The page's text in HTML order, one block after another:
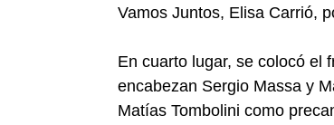
Vamos Juntos, Elisa Carrió,
En cuarto lugar, se colocó el
encabezan Sergio Massa y
Matías Tombolini como